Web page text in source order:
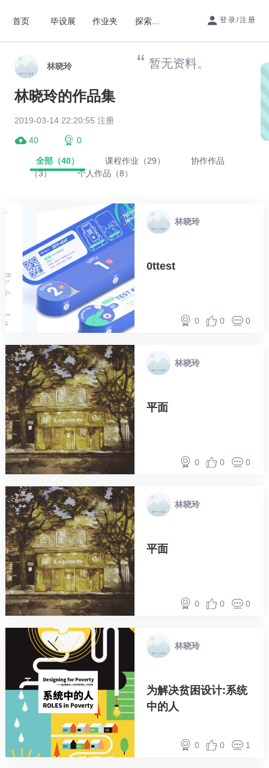
首页 毕设展 作业夹 探索... 登录/注册
林晓玲
林晓玲的作品集
2019-03-14 22:20:55 注册
40 0
暂无资料。
全部（40） 课程作业（29）
协作作品
（3）
个人作品（8）
林晓玲
0ttest
0 0 0
林晓玲
平面
0 0 0
林晓玲
平面
0 0 0
林晓玲
为解决贫困设计:系统
中的人
0 0 1